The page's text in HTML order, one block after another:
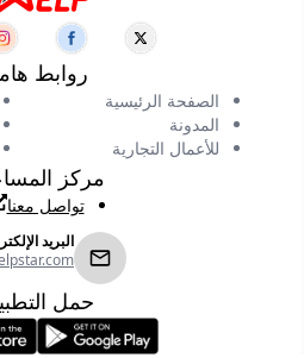
روابط
الصفحة الرئيسية
المدونة
للأعمال التجارية
مركز
تواصل معنا
البريد
حمل